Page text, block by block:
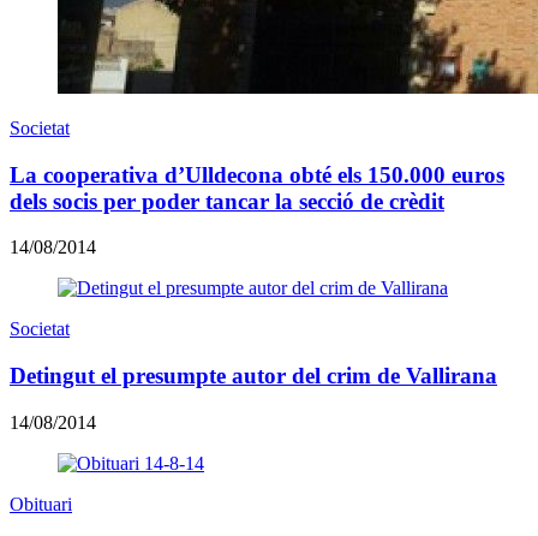
Societat
La cooperativa d’Ulldecona obté els 150.000 euros
dels socis per poder tancar la secció de crèdit
14/08/2014
Societat
Detingut el presumpte autor del crim de Vallirana
14/08/2014
Obituari